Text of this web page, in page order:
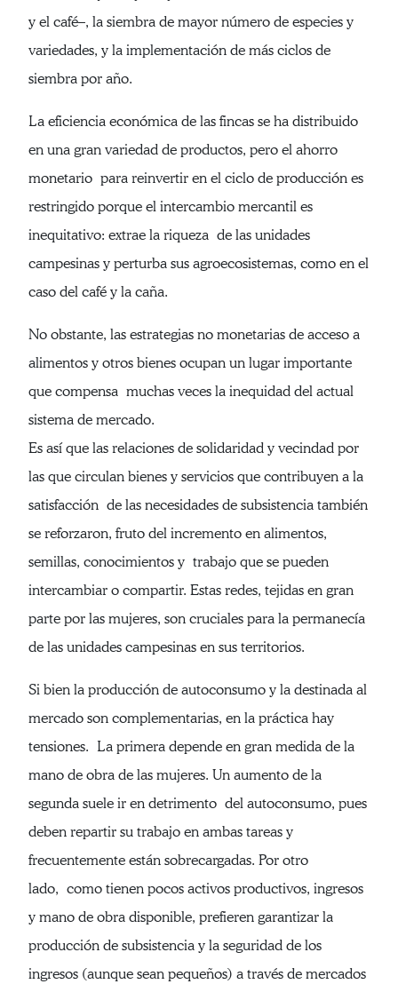
y el café–, la siembra de mayor número de especies y
variedades, y la implementación de más ciclos de
siembra por año.
La eficiencia económica de las fincas se ha distribuido
en una gran variedad de productos, pero el ahorro
monetario para reinvertir en el ciclo de producción es
restringido porque el intercambio mercantil es
inequitativo: extrae la riqueza de las unidades
campesinas y perturba sus agroecosistemas, como en el
caso del café y la caña.
No obstante, las estrategias no monetarias de acceso a
alimentos y otros bienes ocupan un lugar importante
que compensa muchas veces la inequidad del actual
sistema de mercado.
Es así que las relaciones de solidaridad y vecindad por
las que circulan bienes y servicios que contribuyen a la
satisfacción de las necesidades de subsistencia también
se reforzaron, fruto del incremento en alimentos,
semillas, conocimientos y trabajo que se pueden
intercambiar o compartir. Estas redes, tejidas en gran
parte por las mujeres, son cruciales para la permanecía
de las unidades campesinas en sus territorios.
Si bien la producción de autoconsumo y la destinada al
mercado son complementarias, en la práctica hay
tensiones. La primera depende en gran medida de la
mano de obra de las mujeres. Un aumento de la
segunda suele ir en detrimento del autoconsumo, pues
deben repartir su trabajo en ambas tareas y
frecuentemente están sobrecargadas. Por otro
lado, como tienen pocos activos productivos, ingresos
y mano de obra disponible, prefieren garantizar la
producción de subsistencia y la seguridad de los
ingresos (aunque sean pequeños) a través de mercados